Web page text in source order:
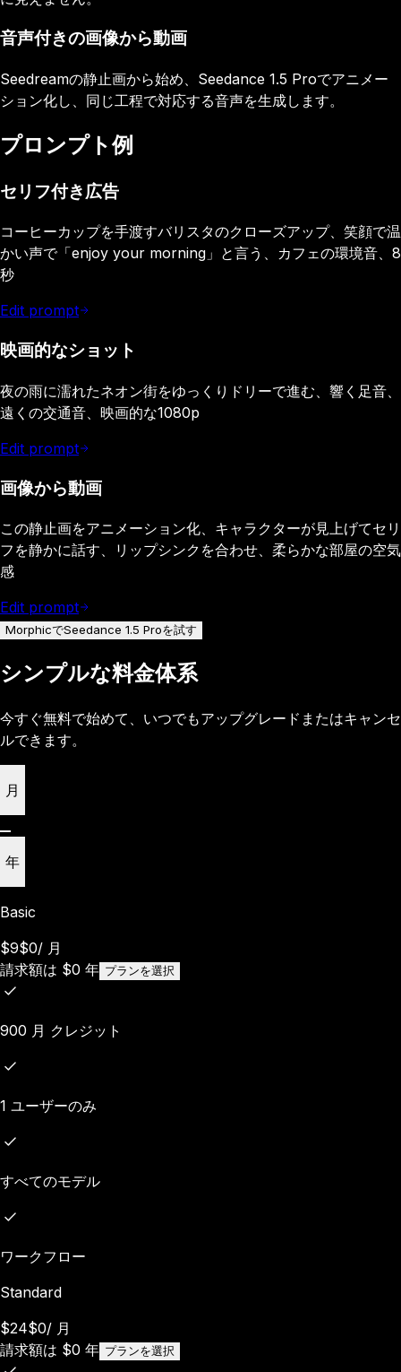
音声付きの画像から動画
Seedreamの静止画から始め、Seedance 1.5 Proでアニメー
ション化し、同じ工程で対応する音声を生成します。
プロンプト例
セリフ付き広告
コーヒーカップを手渡すバリスタのクローズアップ、笑顔で温
かい声で「enjoy your morning」と言う、カフェの環境音、8
秒
Edit prompt
映画的なショット
夜の雨に濡れたネオン街をゆっくりドリーで進む、響く足音、
遠くの交通音、映画的な1080p
Edit prompt
画像から動画
この静止画をアニメーション化、キャラクターが見上げてセリ
フを静かに話す、リップシンクを合わせ、柔らかな部屋の空気
感
Edit prompt
MorphicでSeedance 1.5 Proを試す
シンプルな料金体系
今すぐ無料で始めて、いつでもアップグレードまたはキャンセ
ルできます。
月
年
Basic
$9$0/ 月
請求額は $0 年 プランを選択
900 月 クレジット
1 ユーザーのみ
すべてのモデル
ワークフロー
Standard
$24$0/ 月
請求額は $0 年 プランを選択